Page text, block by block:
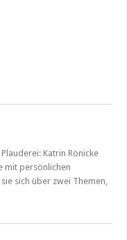
Katrin Rönicke
mit persönlichen
sich über zwei Themen,